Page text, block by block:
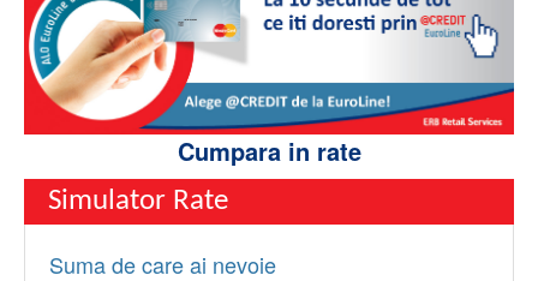
Cumpara in rate
Simulator Rate
Suma de care ai nevoie